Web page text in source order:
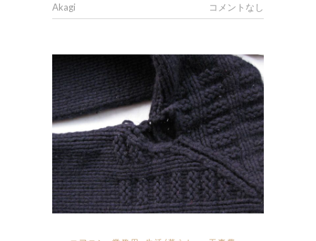
Akagi コメントなし